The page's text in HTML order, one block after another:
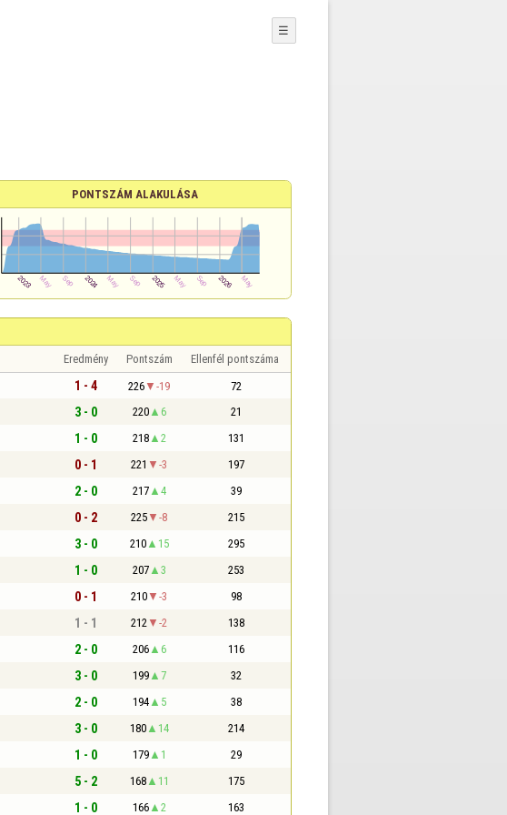
☰
PONTSZÁM ALAKULÁSA
Eredmény Pontszám Ellenfél pontszáma
1 - 4 226 -19 72
3 - 0 220 6 21
1 - 0 218 2 131
0 - 1 221 -3 197
2 - 0 217 4 39
0 - 2 225 -8 215
3 - 0 210 15 295
1 - 0 207 3 253
0 - 1 210 -3 98
1 - 1 212 -2 138
2 - 0 206 6 116
3 - 0 199 7 32
2 - 0 194 5 38
3 - 0 180 14 214
1 - 0 179 1 29
5 - 2 168 11 175
1 - 0 166 2 163